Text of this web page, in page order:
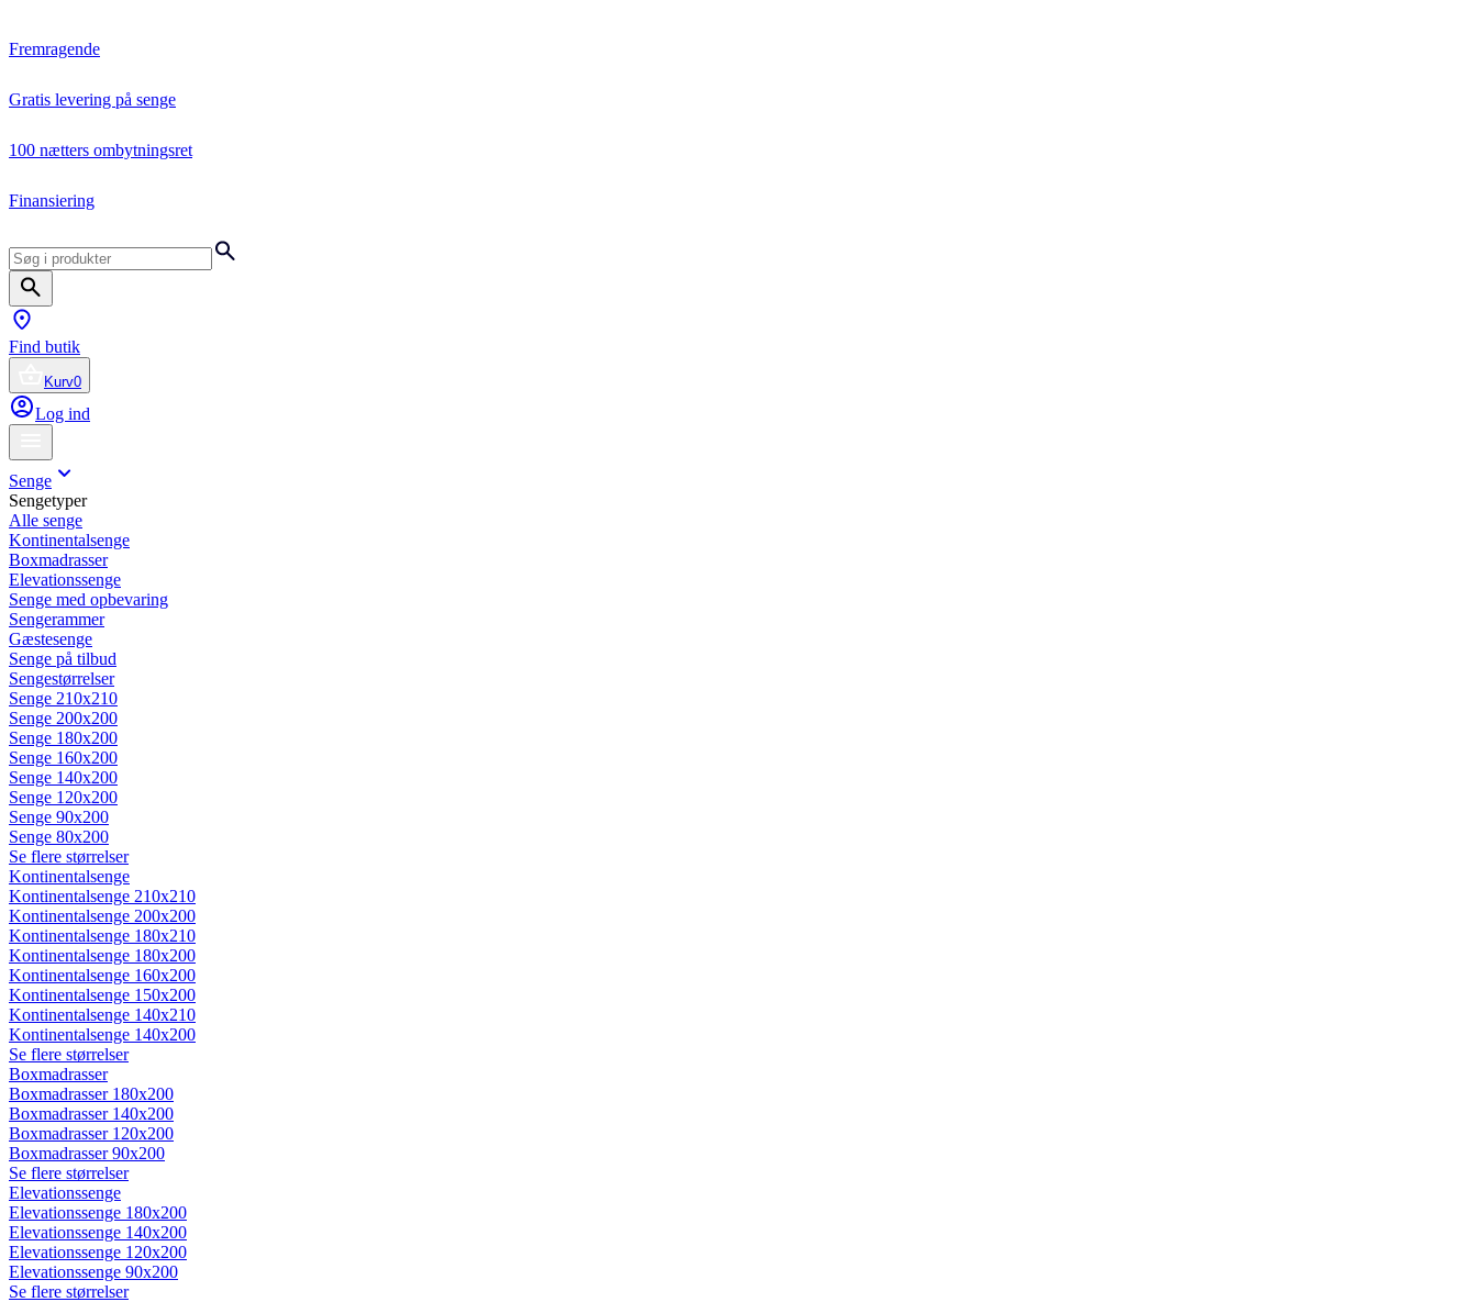
Fremragende
Gratis levering på senge
100 nætters ombytningsret
Finansiering
Find butik
Kurv0
Log ind
Senge
Sengetyper
Alle senge
Kontinentalsenge
Boxmadrasser
Elevationssenge
Senge med opbevaring
Sengerammer
Gæstesenge
Senge på tilbud
Sengestørrelser
Senge 210x210
Senge 200x200
Senge 180x200
Senge 160x200
Senge 140x200
Senge 120x200
Senge 90x200
Senge 80x200
Se flere størrelser
Kontinentalsenge
Kontinentalsenge 210x210
Kontinentalsenge 200x200
Kontinentalsenge 180x210
Kontinentalsenge 180x200
Kontinentalsenge 160x200
Kontinentalsenge 150x200
Kontinentalsenge 140x210
Kontinentalsenge 140x200
Se flere størrelser
Boxmadrasser
Boxmadrasser 180x200
Boxmadrasser 140x200
Boxmadrasser 120x200
Boxmadrasser 90x200
Se flere størrelser
Elevationssenge
Elevationssenge 180x200
Elevationssenge 140x200
Elevationssenge 120x200
Elevationssenge 90x200
Se flere størrelser